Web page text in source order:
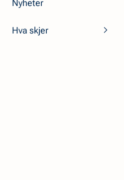
Nyheter
Hva skjer